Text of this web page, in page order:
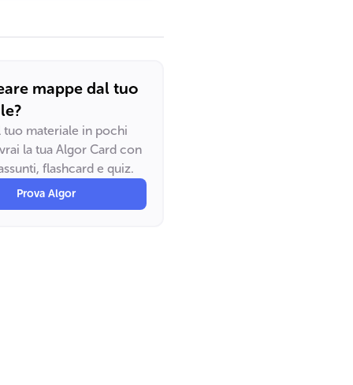
mappe dal tuo
tuo materiale in pochi
la tua Algor Card con
flashcard e quiz.
Prova Algor